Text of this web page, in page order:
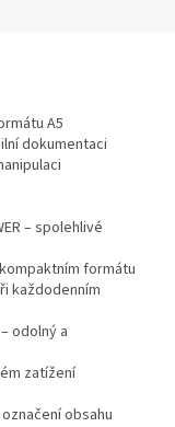
A5
dokumentaci
– spolehlivé
formátu
každodenním
odolný a
zatížení
obsahu